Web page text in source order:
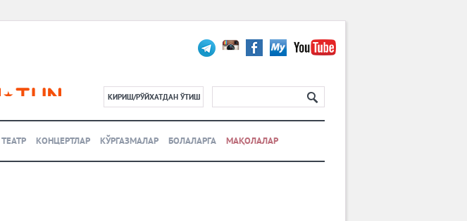
КИРИШ/РЎЙХАТДАН ЎТИШ
ТЕАТР КОНЦЕРТЛАР КЎРГАЗМАЛАР БОЛАЛАРГА МАҚОЛАЛАР